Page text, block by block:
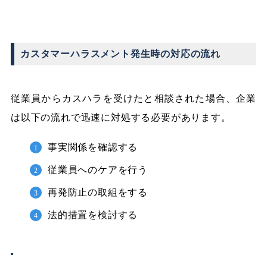
カスタマーハラスメント発生時の対応の流れ
従業員からカスハラを受けたと相談された場合、企業
は以下の流れで迅速に対処する必要があります。
事実関係を確認する
従業員へのケアを行う
再発防止の取組をする
法的措置を検討する